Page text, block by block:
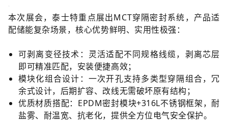
本次展会，泰士特重点展出MCT穿隔密封系统，产品适
配储能复杂场景，核心优势鲜明、实用性极强：
可剥离变径技术：灵活适配不同规格线缆，剥离芯层
即可精准匹配，安装便捷高效；
模块化组合设计：一次开孔支持多类型穿隔组合，冗
余式设计，后期扩容、改线无需破坏原有结构；
优质材质搭配：EPDM密封模块+316L不锈钢框架，耐
盐雾、耐温宽、抗老化，提供全方位电气安全保护。